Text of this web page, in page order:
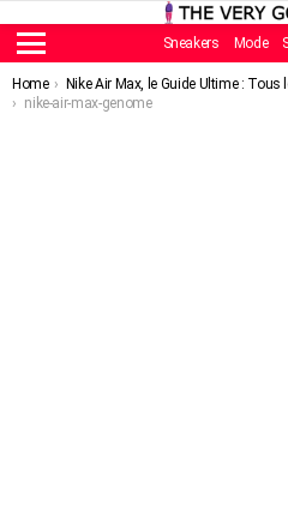
Menu
Sneakers Mode
You are here:
Home
Nike Air Max, le Guide Ultime :
nike-air-max-genome